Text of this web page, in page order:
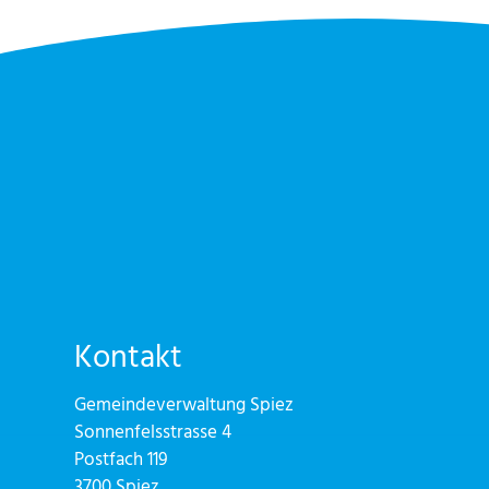
Kontakt
Gemeindeverwaltung Spiez
Sonnenfelsstrasse 4
Postfach 119